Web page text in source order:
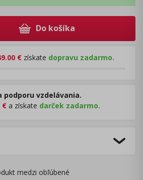
Do košíka
€ získate dopravu zadarmo.
podporu vzdelávania.
€ a získate darček zadarmo.
medzi obľúbené